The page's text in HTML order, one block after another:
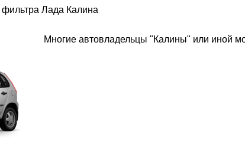
Лада Калина
Многие автовладельцы "Калины" или иной